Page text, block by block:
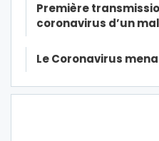
Première
coronavirus d’un
Le Coronavirus